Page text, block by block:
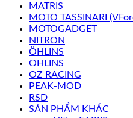
MATRIS
MOTO TASSINARI
MOTOGADGET
NITRON
ÖHLINS
OHLINS
OZ RACING
PEAK-MOD
RSD
SẢN PHẨM KHÁC